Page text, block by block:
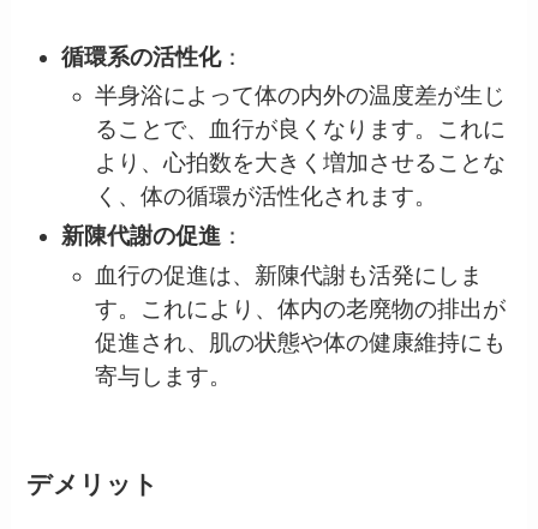
循環系の活性化：
半身浴によって体の内外の温度差が生じ
ることで、血行が良くなります。これに
より、心拍数を大きく増加させることな
く、体の循環が活性化されます。
新陳代謝の促進 ：
血行の促進は、新陳代謝も活発にしま
す。これにより、体内の老廃物の排出が
促進され、肌の状態や体の健康維持にも
寄与します。
デメリット